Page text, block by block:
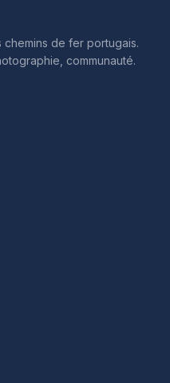
de fer portugais.
communauté.